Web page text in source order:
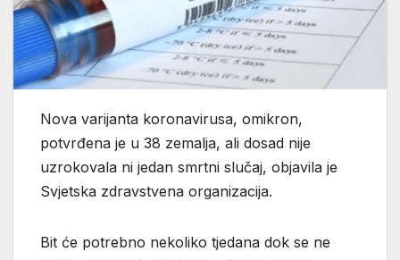
Nova varijanta koronavirusa, omikron,
potvrđena je u 38 zemalja, ali dosad nije
uzrokovala ni jedan smrtni slučaj, objavila je
Svjetska zdravstvena organizacija.
Bit će potrebno nekoliko tjedana dok se ne